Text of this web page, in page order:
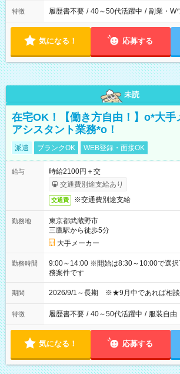
特徴 履歴書不要 / 40～50代活躍中 / 副業・W
気になる！ 応募する
未読
在宅OK！【働き方自由！】o*大手
アシスタント業務*o！
派遣 ブランクOK WEB登録・面接OK
給与
時給2100円＋交
交通費別途支給あり
交通費 ※交通費別途支給
勤務地
東京都武蔵野市
三鷹駅から徒歩5分
大手メーカー
勤務時間
9:00～14:00 ※開始は8:30～10:00で選
務案件です
期間 2026/9/1～長期 ※★9月中であれば相
特徴 履歴書不要 / 40～50代活躍中 / 服装自由
気になる！ 応募する